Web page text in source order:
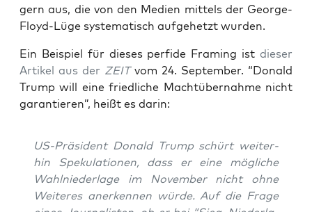
gern aus, die von den Medi­en mit­tels der Geor­ge-
Floyd-Lüge sys­te­ma­tisch auf­ge­hetzt wurden.
Ein Bei­spiel für die­ses per­fi­de Framing ist die­ser
Arti­kel aus der ZEITvom 24. Sep­tem­ber. “Donald
Trump will eine fried­li­che Macht­über­nah­me nicht
garan­tie­ren”, heißt es darin:
US-Prä­si­dent Donald Trump schürt wei­ter­
hin Spe­ku­la­tio­nen, dass er eine mög­li­che
Wahl­nie­der­la­ge im Novem­ber nicht ohne
Wei­te­res aner­ken­nen wür­de. Auf die Fra­ge